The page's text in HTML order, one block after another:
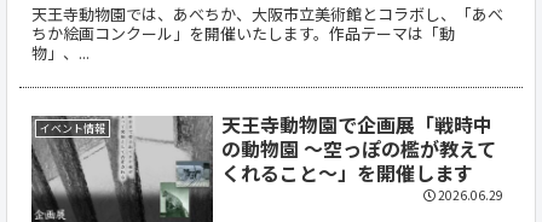
天王寺動物園では、あべちか、大阪市立美術館とコラボし、「あべ
ちか絵画コンクール」を開催いたします。作品テーマは「動
物」、...
イベント情報
天王寺動物園で企画展「戦時中
の動物園 ～空っぽの檻が教えて
くれること～」を開催します
2026.06.29